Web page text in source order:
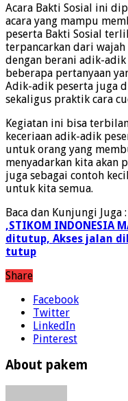
Acara Bakti Sosial ini
acara yang mampu
peserta Bakti Sosial
terpancarkan dari
dengan berani adik-
beberapa pertanyaan
Adik-adik peserta juga
sekaligus praktik cara
Kegiatan ini bisa
keceriaan adik-adik
untuk orang yang
menyadarkan kita akan
juga sebagai contoh
untuk kita semua.
Baca dan Kunjungi Juga :
,STIKOM INDONESIA
ditutup, Akses jalan
tutup
Share
Facebook
Twitter
LinkedIn
Pinterest
About pakem